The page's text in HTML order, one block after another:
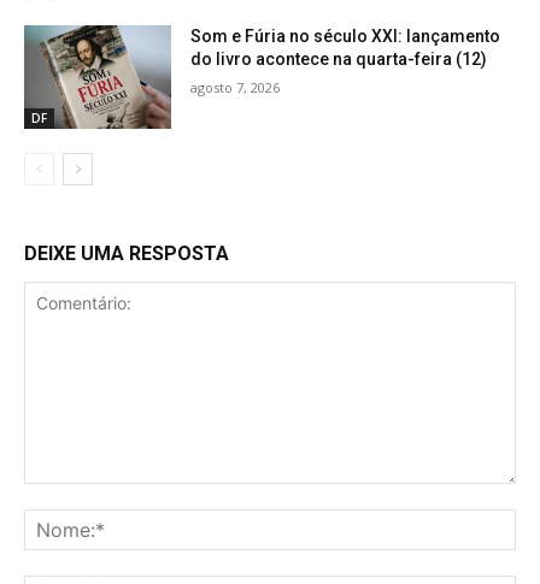
DF
Som e Fúria no século XXI: lançamento
do livro acontece na quarta-feira (12)
agosto 7, 2026
DEIXE UMA RESPOSTA